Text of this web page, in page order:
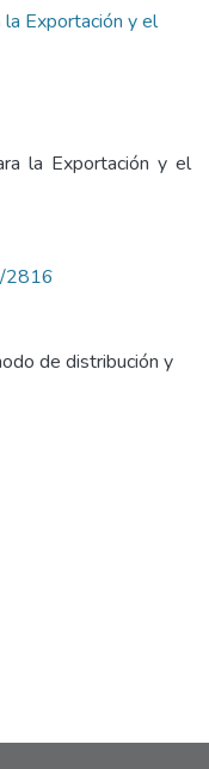
Exportación y el
la Exportación y el
2816
de distribución y